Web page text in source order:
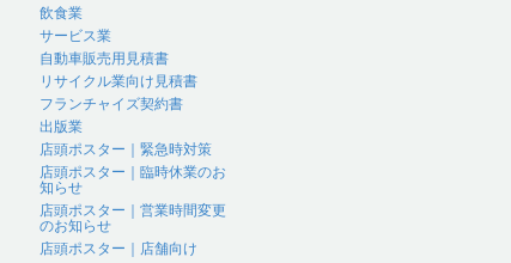
飲食業
サービス業
自動車販売用見積書
リサイクル業向け見積書
フランチャイズ契約書
出版業
店頭ポスター｜緊急時対策
店頭ポスター｜臨時休業のお
知らせ
店頭ポスター｜営業時間変更
のお知らせ
店頭ポスター｜店舗向け